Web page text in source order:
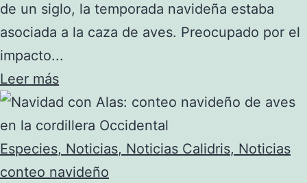
de un siglo, la temporada navideña estaba
asociada a la caza de aves. Preocupado por el
impacto...
Leer más
Especies, Noticias, Noticias Calidris, Noticias
conteo navideño